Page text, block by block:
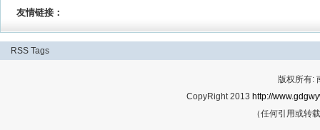
友情链接：
RSS Tags
版权所有:
CopyRight 2013 http://
（任何引用或转